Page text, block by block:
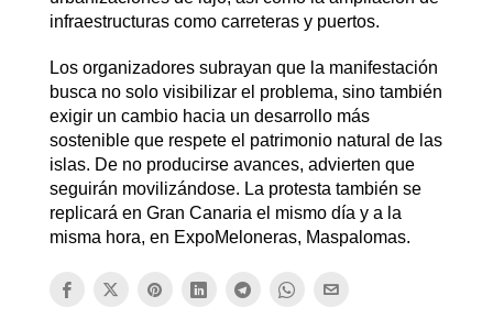
infraestructuras como carreteras y puertos.
Los organizadores subrayan que la manifestación
busca no solo visibilizar el problema, sino también
exigir un cambio hacia un desarrollo más
sostenible que respete el patrimonio natural de las
islas. De no producirse avances, advierten que
seguirán movilizándose. La protesta también se
replicará en Gran Canaria el mismo día y a la
misma hora, en ExpoMeloneras, Maspalomas.